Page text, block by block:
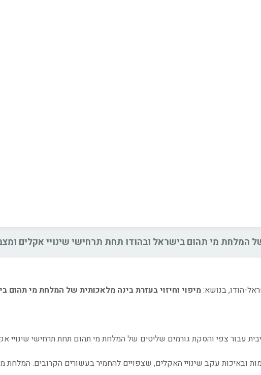
המלחת מי תהום בישראל ובהודו תחת תרחישי שינויי אקלים
הודו, בנושא:מיפוי וחיזוי בעזרת בינה מלאכותית של המלחת מי תהום
עבור צפי והסקת גורמים שליטים של המלחת מי תהום תחת תרחישי שינויי
ובאיכות עקב שינויי האקלים, שצפויים להחמיר בעשורים הקרובים.